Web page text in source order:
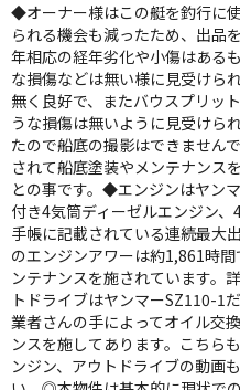
◆オーナー様はこの艇を釣行に
られる機会も減ったため、出品
年相応の経年劣化や小傷はある
な損傷などは無い様に見受けら
無く良好で、またバウスプリッ
うな損傷は無いように見受けら
たので船底の撮影はできません
されて船底塗装やメンテナンス
との事です。◆エンジンはヤン
付き4気筒ディーゼルエンジン
手帳に記載されている連続最大
のエンジンアワーは約1,861時
ンテナンスを施されています。
トドライブはヤンマーSZ110-1
業者さんの手によってオイル交
ンスを施してあります。こちら
ンジン、アウトドライブの動画